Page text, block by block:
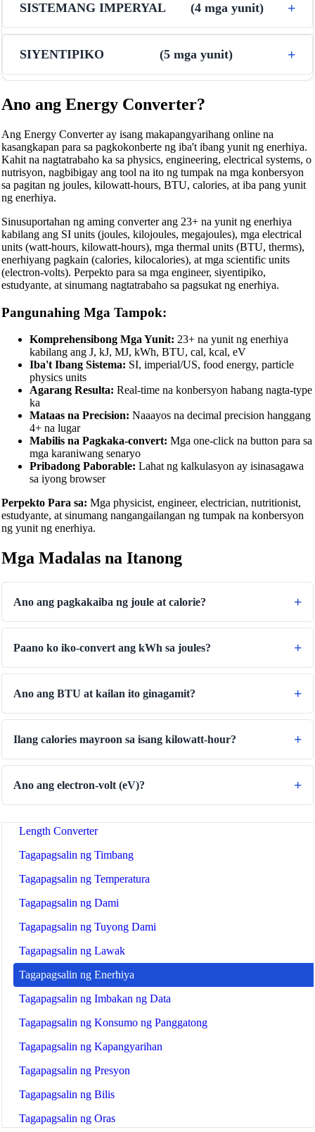
🔗Related Tools
📐Unit Converters
🔧 TOOLS
Length Converter
Tagapagsalin ng Timbang
Tagapagsalin ng Temperatura
Tagapagsalin ng Dami
Tagapagsalin ng Tuyong Dami
Tagapagsalin ng Lawak
Tagapagsalin ng Enerhiya
Tagapagsalin ng Imbakan ng Data
Tagapagsalin ng Konsumo ng Panggatong
Tagapagsalin ng Kapangyarihan
Tagapagsalin ng Presyon
Tagapagsalin ng Bilis
Tagapagsalin ng Oras
SISTEMANG IMPERYAL (4 mga yunit)
SIYENTIPIKO (5 mga yunit)
Ano ang Energy Converter?
Ang Energy Converter ay isang makapangyarihang online na
kasangkapan para sa pagkokonberte ng iba't ibang yunit ng enerhiya.
Kahit na nagtatrabaho ka sa physics, engineering, electrical systems, o
nutrisyon, nagbibigay ang tool na ito ng tumpak na mga konbersyon
sa pagitan ng joules, kilowatt-hours, BTU, calories, at iba pang yunit
ng enerhiya.
Sinusuportahan ng aming converter ang 23+ na yunit ng enerhiya
kabilang ang SI units (joules, kilojoules, megajoules), mga electrical
units (watt-hours, kilowatt-hours), mga thermal units (BTU, therms),
enerhiyang pagkain (calories, kilocalories), at mga scientific units
(electron-volts). Perpekto para sa mga engineer, siyentipiko,
estudyante, at sinumang nagtatrabaho sa pagsukat ng enerhiya.
Pangunahing Mga Tampok:
Komprehensibong Mga Yunit: 23+ na yunit ng enerhiya
kabilang ang J, kJ, MJ, kWh, BTU, cal, kcal, eV
Iba't Ibang Sistema: SI, imperial/US, food energy, particle
physics units
Agarang Resulta: Real-time na konbersyon habang nagta-type
ka
Mataas na Precision: Naaayos na decimal precision hanggang
4+ na lugar
Mabilis na Pagkaka-convert: Mga one-click na button para sa
mga karaniwang senaryo
Pribadong Paborable: Lahat ng kalkulasyon ay isinasagawa
sa iyong browser
Perpekto Para sa: Mga physicist, engineer, electrician, nutritionist,
estudyante, at sinumang nangangailangan ng tumpak na konbersyon
ng yunit ng enerhiya.
Mga Madalas na Itanong
Ano ang pagkakaiba ng joule at calorie?
Paano ko iko-convert ang kWh sa joules?
Ano ang BTU at kailan ito ginagamit?
Ilang calories mayroon sa isang kilowatt-hour?
Ano ang electron-volt (eV)?